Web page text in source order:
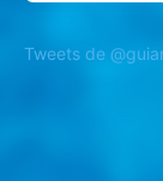
Tweets de